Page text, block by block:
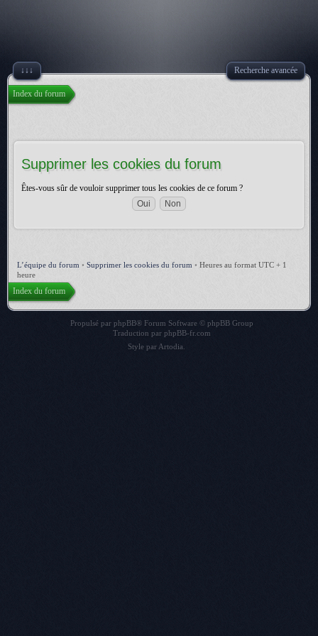
↓↓↓ Recherche avancée
Index du forum
Supprimer les cookies du forum
Êtes-vous sûr de vouloir supprimer tous les cookies de ce forum ?
L’équipe du forum • Supprimer les cookies du forum • Heures au format UTC + 1
heure
Index du forum
Propulsé par phpBB® Forum Software © phpBB Group
Traduction par phpBB-fr.com
Style par Artodia